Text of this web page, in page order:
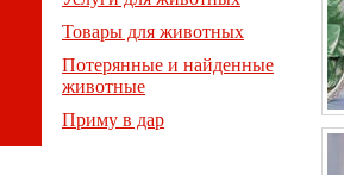
Товары для животных
Потерянные и найденные
животные
Приму в дар